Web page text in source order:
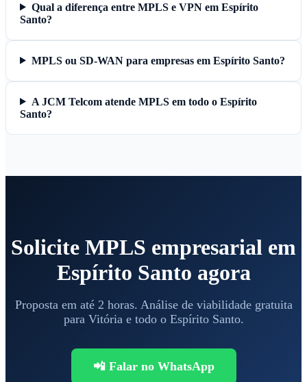
Qual a diferença entre MPLS e VPN em Espírito
Santo?
MPLS ou SD-WAN para empresas em Espírito Santo?
A JCM Telcom atende MPLS em todo o Espírito
Santo?
Solicite MPLS empresarial em
Espírito Santo agora
Proposta em até 2 horas. Análise de viabilidade gratuita
para Vitória e todo o Espírito Santo.
📲 Falar no WhatsApp